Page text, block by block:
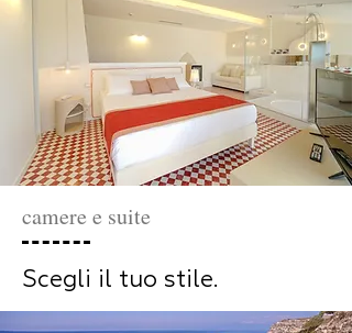
camere e suite
Scegli il tuo stile.